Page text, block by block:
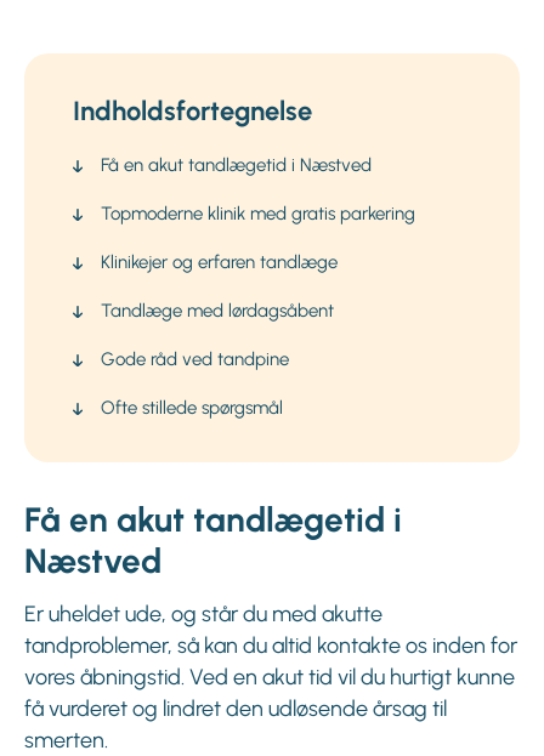
Indholdsfortegnelse
Få en akut tandlægetid i Næstved
Topmoderne klinik med gratis parkering
Klinikejer og erfaren tandlæge
Tandlæge med lørdagsåbent
Gode råd ved tandpine
Ofte stillede spørgsmål
Få en akut tandlægetid i
Næstved
Er uheldet ude, og står du med akutte
tandproblemer, så kan du altid kontakte os inden for
vores åbningstid. Ved en akut tid vil du hurtigt kunne
få vurderet og lindret den udløsende årsag til
smerten.